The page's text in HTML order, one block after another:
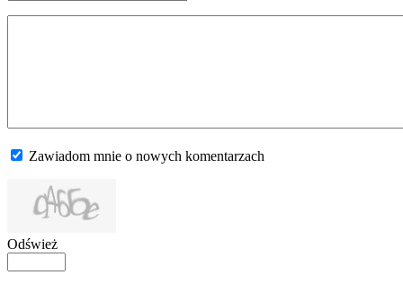
Zawiadom mnie o nowych komentarzach
Odśwież